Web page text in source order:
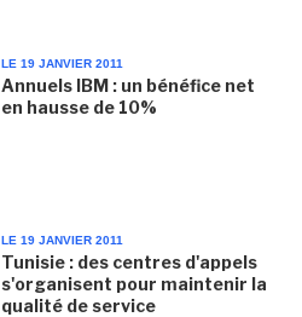
LE 19 JANVIER 2011
Annuels IBM : un bénéfice net
en hausse de 10%
LE 19 JANVIER 2011
Tunisie : des centres d'appels
s'organisent pour maintenir la
qualité de service